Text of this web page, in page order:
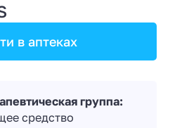
в аптеках
группа:
средство